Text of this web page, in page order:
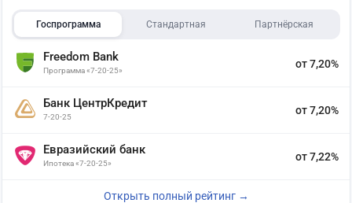
Госпрограмма Стандартная Партнёрская
Freedom Bank
Программа «7-20-25»
от 7,20%
Банк ЦентрКредит
7-20-25
от 7,20%
Евразийский банк
Ипотека «7-20-25»
от 7,22%
Открыть полный рейтинг →